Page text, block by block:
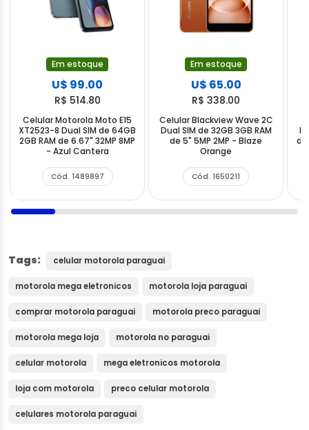
Em estoque
U$ 99.00
R$ 514.80
Celular Motorola Moto E15
XT2523-8 Dual SIM de 64GB
2GB RAM de 6.67" 32MP 8MP
- Azul Cantera
Cód. 1489897
Em estoque
U$ 65.00
R$ 338.00
Celular Blackview Wave 2C
Dual SIM de 32GB 3GB RAM
de 5" 5MP 2MP - Blaze
Orange
Cód. 1650211
de
Tags: celular motorola paraguai
motorola mega eletronicos motorola loja paraguai
comprar motorola paraguai motorola preco paraguai
motorola mega loja motorola no paraguai
celular motorola mega eletronicos motorola
loja com motorola preco celular motorola
celulares motorola paraguai